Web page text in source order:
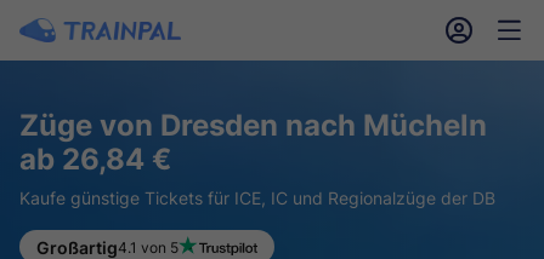
󱎓 󱒨
Züge von Dresden nach Mücheln
ab 26,84 €
Kaufe günstige Tickets für ICE, IC und Regionalzüge der DB
Großartig4.1 von 5